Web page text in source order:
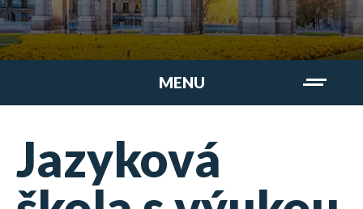
MENU
Jazyková